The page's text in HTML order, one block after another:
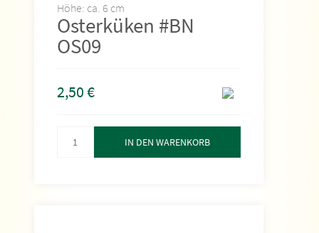
Höhe: ca. 6 cm
Osterküken #BN
OS09
2,50€
IN DEN WARENKORB